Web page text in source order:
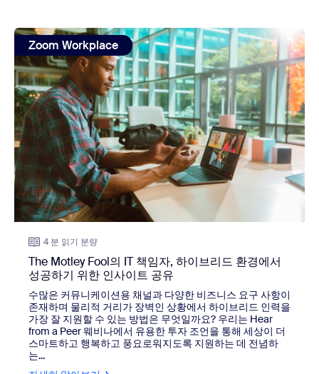
view: The Motley Fool의 IT 책임자, 하이브리드 환경에서 성
Zoom Workplace
4 분 읽기 분량
The Motley Fool의 IT 책임자, 하이브리드 환경에서
성공하기 위한 인사이트 공유
수많은 커뮤니케이션용 채널과 다양한 비즈니스 요구 사항이
존재하며 물리적 거리가 장벽인 상황에서 하이브리드 인력을
가장 잘 지원할 수 있는 방법은 무엇일까요? 우리는 Hear
from a Peer 웨비나에서 유용한 투자 조언을 통해 세상이 더
스마트하고 행복하고 풍요로워지도록 지원하는 데 전념하
는...